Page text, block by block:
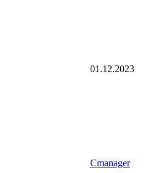
01.12.2023
Cmanager